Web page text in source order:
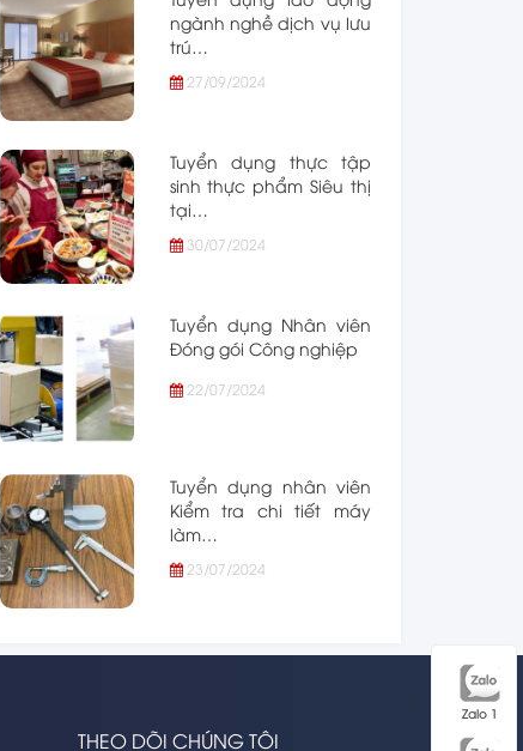
ngành nghề dịch vụ lưu
trú…
27/09/2024
Tuyển dụng thực tập
sinh thực phẩm Siêu thị
tại…
30/07/2024
Tuyển dụng Nhân viên
Đóng gói Công nghiệp
22/07/2024
Tuyển dụng nhân viên
Kiểm tra chi tiết máy
làm…
23/07/2024
THEO DÕI CHÚNG TÔI
Zalo 1